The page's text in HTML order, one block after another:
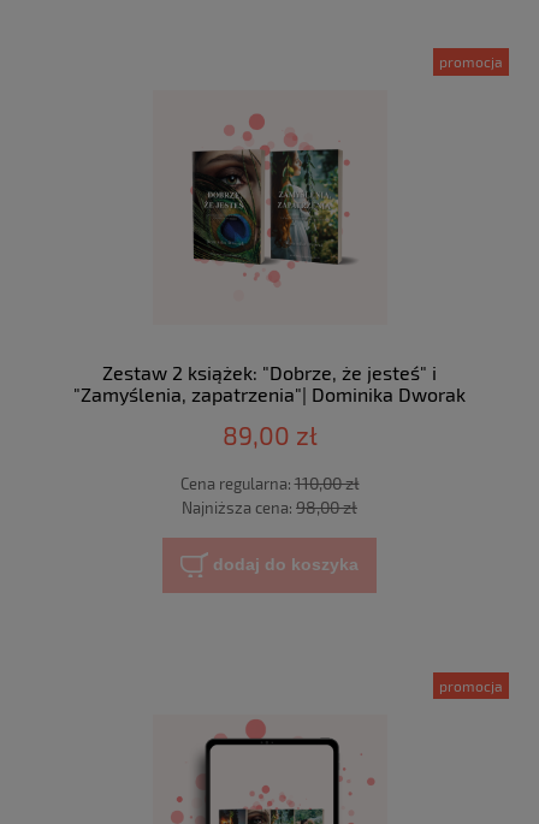
Zestaw 2 książek: "Dobrze, że jesteś" i
"Zamyślenia, zapatrzenia"| Dominika Dworak
89,00 zł
Cena regularna:110,00 zł
Najniższa cena: 98,00 zł
dodaj do koszyka
promocja
promocja